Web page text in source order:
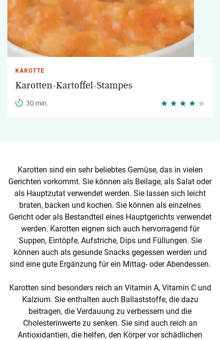
KAROTTE
Karotten-Kartoffel-Stampes
30 min.
Karotten sind ein sehr beliebtes Gemüse, das in vielen
Gerichten vorkommt. Sie können als Beilage, als Salat oder
als Hauptzutat verwendet werden. Sie lassen sich leicht
braten, backen und kochen. Sie können als einzelnes
Gericht oder als Bestandteil eines Hauptgerichts verwendet
werden. Karotten eignen sich auch hervorragend für
Suppen, Eintöpfe, Aufstriche, Dips und Füllungen. Sie
können auch als gesunde Snacks gegessen werden und
sind eine gute Ergänzung für ein Mittag- oder Abendessen.
Karotten sind besonders reich an Vitamin A, Vitamin C und
Kalzium. Sie enthalten auch Ballaststoffe, die dazu
beitragen, die Verdauung zu verbessern und die
Cholesterinwerte zu senken. Sie sind auch reich an
Antioxidantien, die helfen, den Körper vor schädlichen